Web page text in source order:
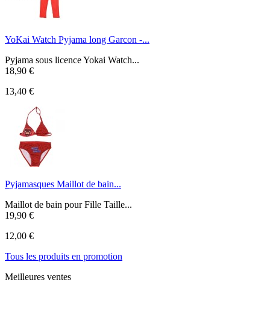
YoKai Watch Pyjama long Garcon -...
Pyjama sous licence Yokai Watch...
18,90 €
13,40 €
Pyjamasques Maillot de bain...
Maillot de bain pour Fille Taille...
19,90 €
12,00 €
Tous les produits en promotion
Meilleures ventes